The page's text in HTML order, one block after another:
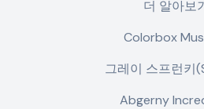
더 알아보
Colorbox
그레이 스프런키
Abgerny